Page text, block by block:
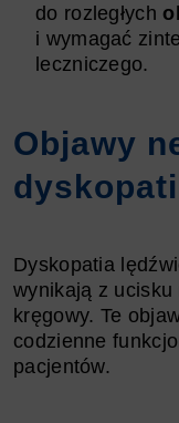
do rozległych
i wymagać
leczniczego.
Objawy
Dyskopatia
wynikają z
kręgowy. Te
codzienne
pacjentów.